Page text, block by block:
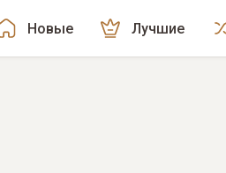
Новые Лучшие